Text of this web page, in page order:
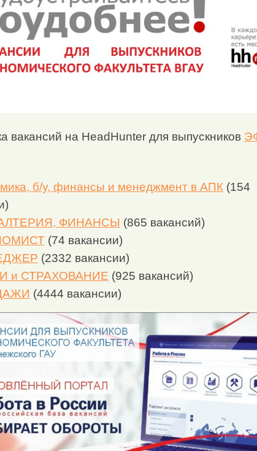
вакансий на HeadHunter для выпускников
б/у, финансы и менеджмент в АПК (154
ФИНАНСЫ (865 вакансий)
(74 вакансии)
(2332 вакансии)
и СТРАХОВАНИЕ (925 вакансий)
(4444 вакансии)